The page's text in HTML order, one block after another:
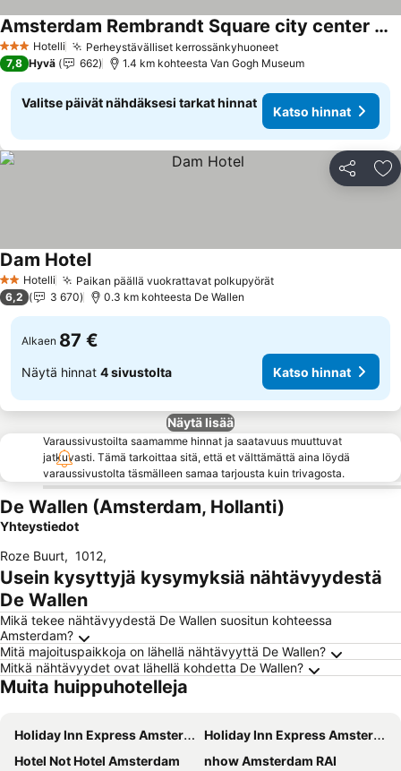
3 Tähtiluokitus
Hotelli Perheystävälliset kerrossänkyhuoneetKatso hinnat
Amsterdam Rembrandt Square city center Hotel
Katso hinnat
7,8 Hyvä 662 1.4 km kohteesta Van Gogh Museum
Valitse päivät nähdäksesi tarkat hinnat
Katso hinnat
Jaa
2 Tähtiluokitus
Hotelli Paikan päällä vuokrattavat polkupyörätKatso hinnat
Dam HotelKatso hinnat
6,2 3 670 0.3 km kohteesta De Wallen
Alkaen 87 €
Näytä hinnat 4 sivustolta Katso hinnat
Näytä lisää
Varaussivustoilta saamamme hinnat ja saatavuus muuttuvat
jatkuvasti. Tämä tarkoittaa sitä, että et välttämättä aina löydä
varaussivustolta täsmälleen samaa tarjousta kuin trivagosta.
De Wallen (Amsterdam, Hollanti)
Yhteystiedot
Roze Buurt, 1012,
Usein kysyttyjä kysymyksiä nähtävyydestä
De Wallen
Mikä tekee nähtävyydestä De Wallen suositun kohteessa
Amsterdam?
Mitä majoituspaikkoja on lähellä nähtävyyttä De Wallen?
Mitkä nähtävyydet ovat lähellä kohdetta De Wallen?
Muita huippuhotelleja
Holiday Inn Express Amsterdam - North Riverside By Ihg
Holiday Inn Express Amsterdam - Arena Towers by IHG
Hotel Not Hotel Amsterdam
nhow Amsterdam RAI